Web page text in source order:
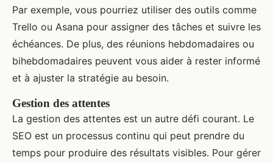
Par exemple, vous pourriez utiliser des outils comme
Trello ou Asana pour assigner des tâches et suivre les
échéances. De plus, des réunions hebdomadaires ou
bihebdomadaires peuvent vous aider à rester informé
et à ajuster la stratégie au besoin.
Gestion des attentes
La gestion des attentes est un autre défi courant. Le
SEO est un processus continu qui peut prendre du
temps pour produire des résultats visibles. Pour gérer